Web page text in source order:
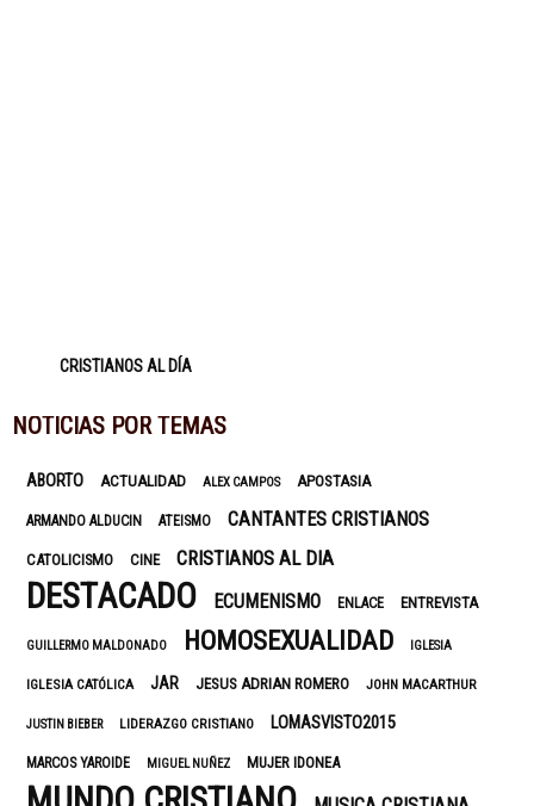
CRISTIANOS AL DÍA
NOTICIAS POR TEMAS
ABORTO ACTUALIDAD ALEX CAMPOS APOSTASIA
ARMANDO ALDUCIN ATEISMO CANTANTES CRISTIANOS
CATOLICISMO CINE CRISTIANOS AL DIA
DESTACADO ECUMENISMO ENLACE ENTREVISTA
GUILLERMO MALDONADO HOMOSEXUALIDAD IGLESIA
IGLESIA CATÓLICA JAR JESUS ADRIAN ROMERO JOHN MACARTHUR
JUSTIN BIEBER LIDERAZGO CRISTIANO LOMASVISTO2015
MARCOS YAROIDE MIGUEL NUÑEZ MUJER IDONEA